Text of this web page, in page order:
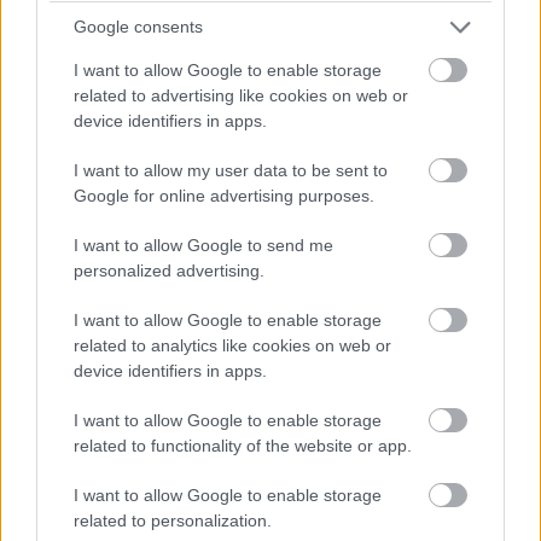
Google consents
I want to allow Google to enable storage
related to advertising like cookies on web or
device identifiers in apps.
I want to allow my user data to be sent to
Google for online advertising purposes.
I want to allow Google to send me
personalized advertising.
I want to allow Google to enable storage
related to analytics like cookies on web or
device identifiers in apps.
I want to allow Google to enable storage
related to functionality of the website or app.
I want to allow Google to enable storage
related to personalization.
példa is van Európában.
Néhány repteret be is zárnak ilyenkor,
koordinálná a le és a felszállást. Ez egy
politikai kérdés, amely most napirendre
került, és minden létesítmény úgy üzemel
majd, ahogy a jogszabályok előírják.
A HungaroControl(HC) az aktuális szabályok
kell , akkor átalakítjuk a munkaszervezést. A
természetesen szakmai támogatásunkról